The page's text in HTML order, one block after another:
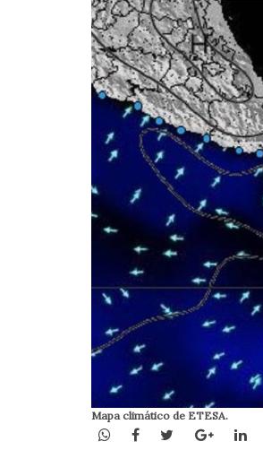
Mapa climático de ETESA.
WhatsApp
Facebook
Twitter